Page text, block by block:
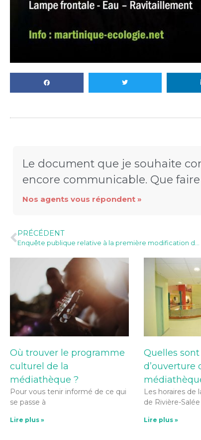
Le document que je souhaite
encore communicable. Que faire
Nos agents vous répondent »
PRÉCÉDENT
Enquête publique relative à la première modification du PLU du 17 juin au 18 juillet 2024
Où trouver le programme
culturel de la
médiathèque ?
Pour vous tenir informé de ce qui
se passe à
Lire plus »
Quelles
d’ouverture
Les horaires de
de Rivière-
Lire plus »